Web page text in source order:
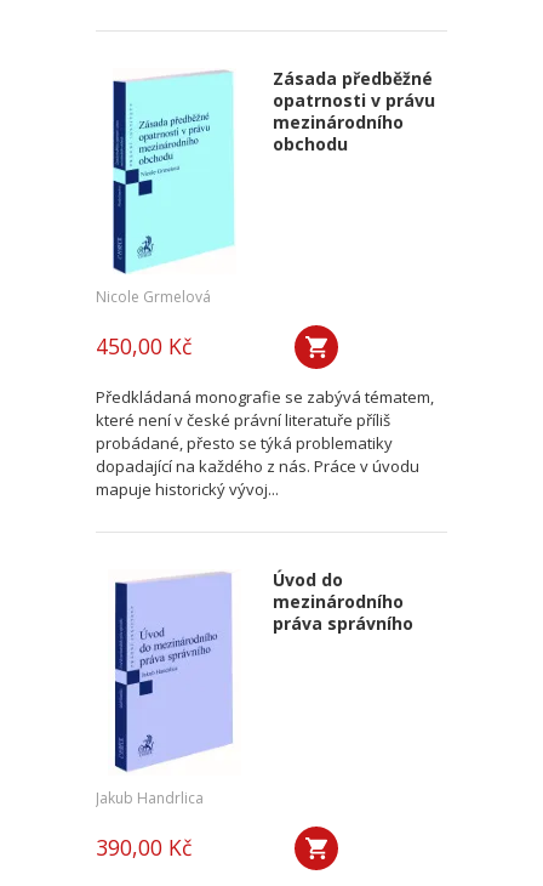
Zásada předběžné
opatrnosti v právu
mezinárodního
obchodu
Nicole Grmelová
450,00 Kč
Předkládaná monografie se zabývá tématem,
které není v české právní literatuře příliš
probádané, přesto se týká problematiky
dopadající na každého z nás. Práce v úvodu
mapuje historický vývoj...
Úvod do
mezinárodního
práva správního
Jakub Handrlica
390,00 Kč